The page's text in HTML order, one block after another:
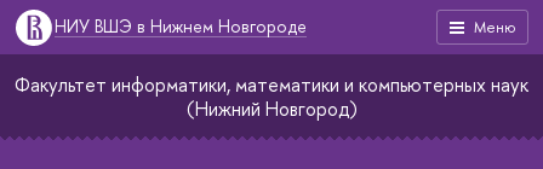
Меню
НИУ ВШЭ в Нижнем Новгороде
Факультет информатики, математики и компьютерных наук
(Нижний Новгород)